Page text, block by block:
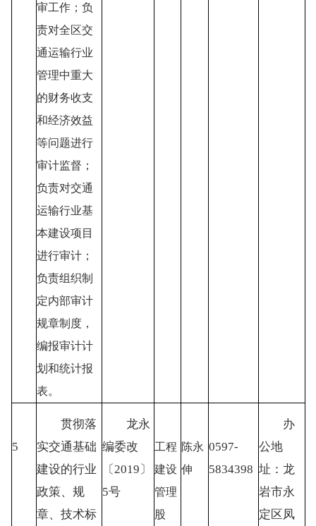
审工作；负
责对全区交
通运输行业
管理中重大
的财务收支
和经济效益
等问题进行
审计监督；
负责对交通
运输行业基
本建设项目
进行审计；
负责组织制
定内部审计
规章制度，
编报审计计
划和统计报
表。
5
贯彻落
实交通基础
建设的行业
政策、规
章、技术标
龙永
编委改
〔 2019〕
5号
工程
建设
管理
股
陈永
伸
0597-
5834398
办
公地
址：龙
岩市永
定区凤